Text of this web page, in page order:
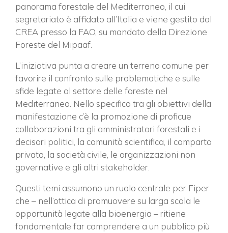
panorama forestale del Mediterraneo, il cui
segretariato è affidato all’Italia e viene gestito dal
CREA presso la FAO, su mandato della Direzione
Foreste del Mipaaf.
L’iniziativa punta a creare un terreno comune per
favorire il confronto sulle problematiche e sulle
sfide legate al settore delle foreste nel
Mediterraneo. Nello specifico tra gli obiettivi della
manifestazione c’è la promozione di proficue
collaborazioni tra gli amministratori forestali e i
decisori politici, la comunità scientifica, il comparto
privato, la società civile, le organizzazioni non
governative e gli altri stakeholder.
Questi temi assumono un ruolo centrale per Fiper
che – nell’ottica di promuovere su larga scala le
opportunità legate alla bioenergia – ritiene
fondamentale far comprendere a un pubblico più